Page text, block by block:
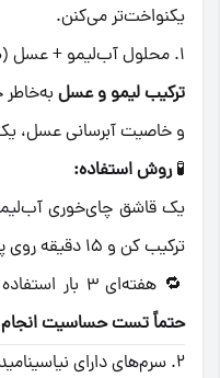
یکنواخت‌تر می‌کنن.
1. محلول آب‌لیمو + عسل (طبیعی و ترمیم‌کننده)
ترکیب لیمو و عسل
و خاصیت آبرسانی عسل،
🧪روش استفاده:
یک قاشق چای‌خوری
ترکیب کن و ۱۵ دقیقه روی پوستت بذار. بعد با آب سرد بشور.
🔁 هفته‌ای ۳ بار استفاده کن، اما
حتماً تست حساسیت انجام
2. سرم‌های دارای نیاسینامید یا ویتامین C (درمانی و علمی)